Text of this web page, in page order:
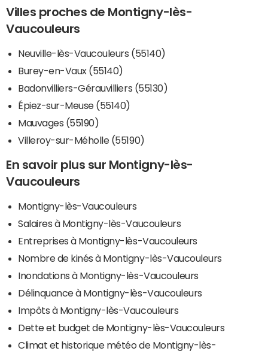
Villes proches de Montigny-lès-
Vaucouleurs
Neuville-lès-Vaucouleurs (55140)
Burey-en-Vaux (55140)
Badonvilliers-Gérauvilliers (55130)
Épiez-sur-Meuse (55140)
Mauvages (55190)
Villeroy-sur-Méholle (55190)
En savoir plus sur Montigny-lès-
Vaucouleurs
Montigny-lès-Vaucouleurs
Salaires à Montigny-lès-Vaucouleurs
Entreprises à Montigny-lès-Vaucouleurs
Nombre de kinés à Montigny-lès-Vaucouleurs
Inondations à Montigny-lès-Vaucouleurs
Délinquance à Montigny-lès-Vaucouleurs
Impôts à Montigny-lès-Vaucouleurs
Dette et budget de Montigny-lès-Vaucouleurs
Climat et historique météo de Montigny-lès-